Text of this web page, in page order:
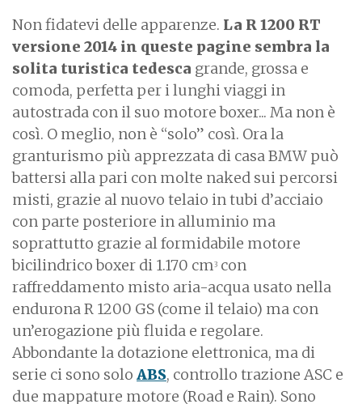
Non fidatevi delle apparenze. La R 1200 RT
versione 2014 in queste pagine sembra la
solita turistica tedesca grande, grossa e
comoda, perfetta per i lunghi viaggi in
autostrada con il suo motore boxer... Ma non è
così. O meglio, non è “solo” così. Ora la
granturismo più apprezzata di casa BMW può
battersi alla pari con molte naked sui percorsi
misti, grazie al nuovo telaio in tubi d’acciaio
con parte posteriore in alluminio ma
soprattutto grazie al formidabile motore
bicilindrico boxer di 1.170 cm3 con
raffreddamento misto aria-acqua usato nella
endurona R 1200 GS (come il telaio) ma con
un’erogazione più fluida e regolare.
Abbondante la dotazione elettronica, ma di
serie ci sono solo ABS, controllo trazione ASC e
due mappature motore (Road e Rain). Sono